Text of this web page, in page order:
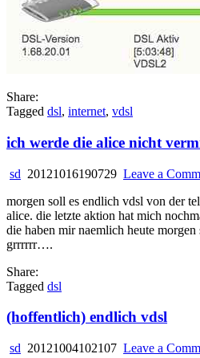
Share:
Tagged dsl, internet, vdsl
ich werde die alice nicht
sd 20121016190729 Leave a
morgen soll es endlich vdsl von der
alice. die letzte aktion hat mich
die haben mir naemlich heute morgen
grrrrrr….
Share:
Tagged dsl
(hoffentlich) endlich vdsl
sd 20121004102107 Leave a